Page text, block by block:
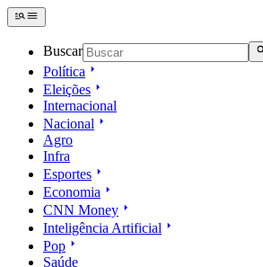
Buscar
Política
Eleições
Internacional
Nacional
Agro
Infra
Esportes
Economia
CNN Money
Inteligência Artificial
Pop
Saúde